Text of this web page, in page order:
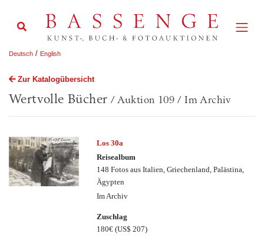
Deutsch / English
Zur Katalogübersicht
Wertvolle Bücher / Auktion 109 / Im Archiv
Los 30a
Reisealbum
148 Fotos aus Italien, Griechenland, Palästina,
Ägypten
Im Archiv
Zuschlag
180€(US$ 207)